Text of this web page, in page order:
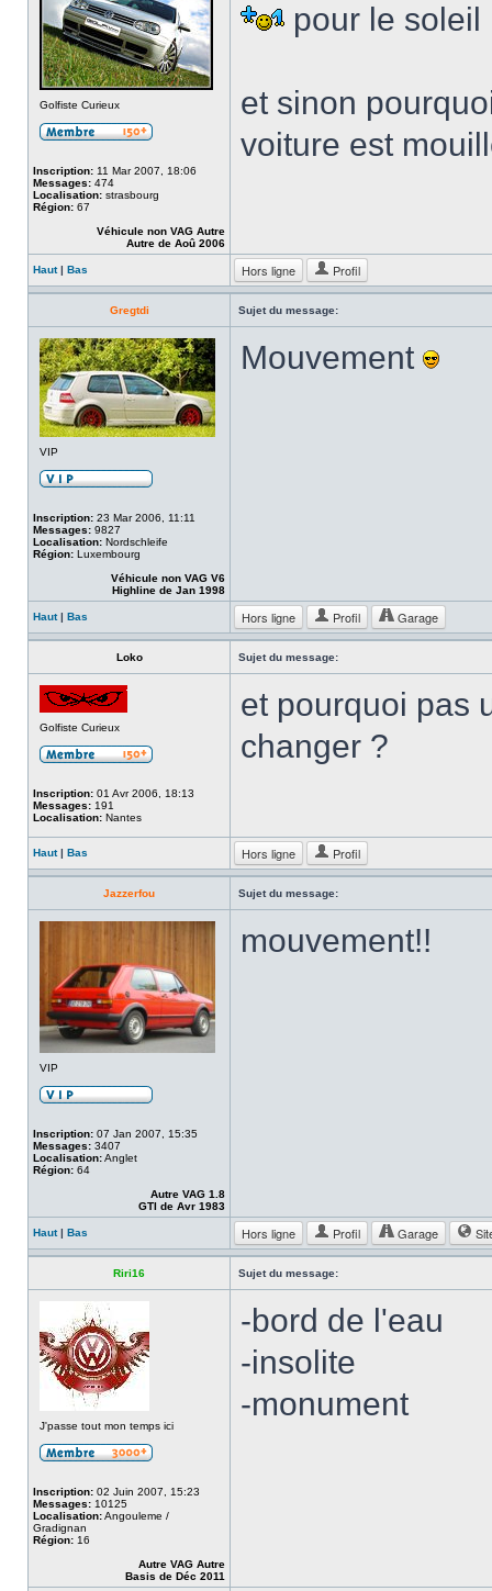
Golfiste Curieux
Inscription: 11 Mar 2007, 18:06
Messages: 474
Localisation: strasbourg
Région: 67
Véhicule non VAG Autre
Autre de Aoû 2006
pour le soleil
et sinon
voiture est
Haut| Bas Hors ligne Profil
Gregtdi Sujet du message:
VIP
Inscription: 23 Mar 2006, 11:11
Messages: 9827
Localisation: Nordschleife
Région: Luxembourg
Véhicule non VAG V6
Highline de Jan 1998
Mouvement
Haut| Bas Hors ligne Profil Garage
Loko Sujet du message:
Golfiste Curieux
Inscription: 01 Avr 2006, 18:13
Messages: 191
Localisation: Nantes
et pourquoi pas
changer ?
Haut| Bas Hors ligne Profil
Jazzerfou Sujet du message:
VIP
Inscription: 07 Jan 2007, 15:35
Messages: 3407
Localisation:Anglet
Région: 64
Autre VAG 1.8
GTI de Avr 1983
mouvement!!
Haut| Bas Hors ligne Profil Garage
Riri16 Sujet du message:
J'passe tout mon temps ici
Inscription: 02 Juin 2007, 15:23
Messages: 10125
Localisation:Angouleme /
Gradignan
Région: 16
Autre VAG Autre
Basis de Déc 2011
-bord de l'eau
-insolite
-monument